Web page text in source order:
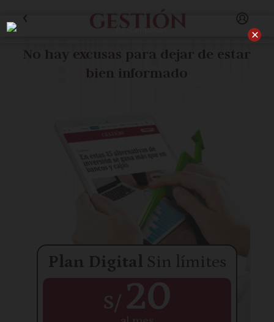
No hay excusas para dejar de estar
bien informado
Plan Digital Sin límites
S/ 20